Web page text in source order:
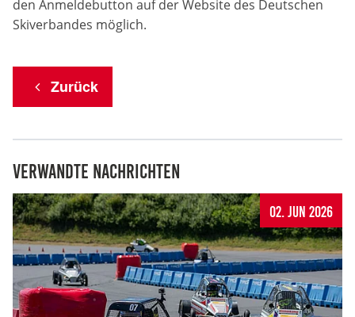
den Anmeldebutton auf der Website des Deutschen
Skiverbandes möglich.
Zurück
Verwandte Nachrichten
02. Jun 2026
DMSB
Dieser Cookie speichert Informationen zu
verwendeten Hintergrundbildern der Website.
Cookie Consent
Name:
cookie_consent
Anbieter:
DMSB